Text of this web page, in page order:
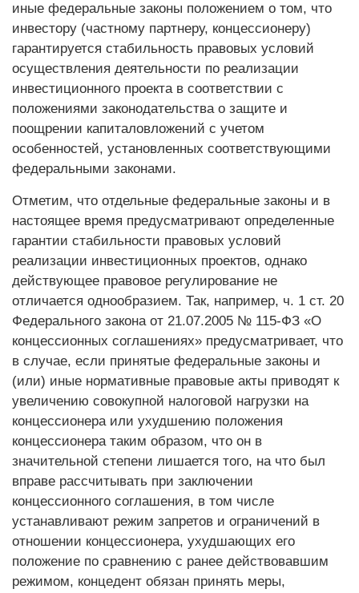
иные федеральные законы положением о том, что
инвестору (частному партнеру, концессионеру)
гарантируется стабильность правовых условий
осуществления деятельности по реализации
инвестиционного проекта в соответствии с
положениями законодательства о защите и
поощрении капиталовложений с учетом
особенностей, установленных соответствующими
федеральными законами.
Отметим, что отдельные федеральные законы и в
настоящее время предусматривают определенные
гарантии стабильности правовых условий
реализации инвестиционных проектов, однако
действующее правовое регулирование не
отличается однообразием. Так, например, ч. 1 ст. 20
Федерального закона от 21.07.2005 № 115-ФЗ «О
концессионных соглашениях» предусматривает, что
в случае, если принятые федеральные законы и
(или) иные нормативные правовые акты приводят к
увеличению совокупной налоговой нагрузки на
концессионера или ухудшению положения
концессионера таким образом, что он в
значительной степени лишается того, на что был
вправе рассчитывать при заключении
концессионного соглашения, в том числе
устанавливают режим запретов и ограничений в
отношении концессионера, ухудшающих его
положение по сравнению с ранее действовавшим
режимом, концедент обязан принять меры,